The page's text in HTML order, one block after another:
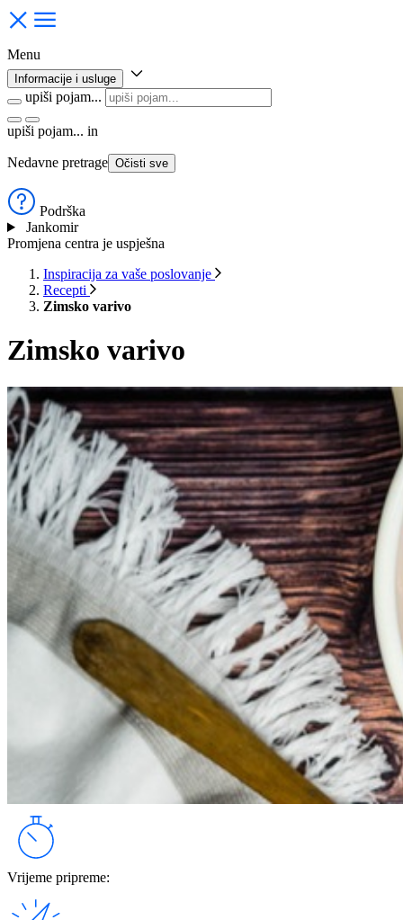
Menu
Informacije i usluge
upiši pojam...
upiši pojam... in
Nedavne pretrage Očisti sve
Podrška
Jankomir
Promjena centra je uspješna
Inspiracija za vaše poslovanje
Recepti
Zimsko varivo
Zimsko varivo
Vrijeme pripreme: